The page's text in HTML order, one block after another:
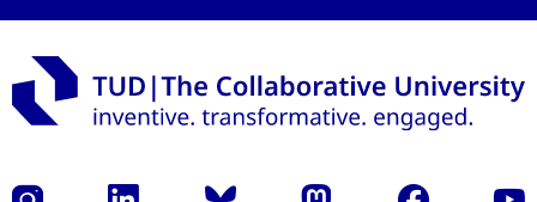
Instagram LinkedIn Bluesky Mastodon Facebook